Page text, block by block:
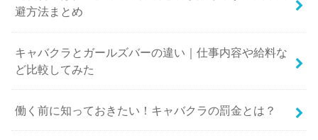
避方法まとめ
キャバクラとガールズバーの違い｜仕事内容や給料な
ど比較してみた
働く前に知っておきたい！キャバクラの罰金とは？